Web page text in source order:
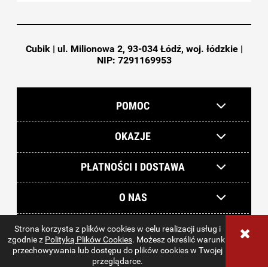
Strona korzysta z plików cookies w celu realizacji usług i
zgodnie z Polityką Plików Cookies. Możesz określić warunki
przechowywania lub dostępu do plików cookies w Twojej
przeglądarce.
Cubik | ul. Milionowa 2, 93-034 Łódź, woj. łódzkie |
NIP: 7291169953
POMOC
OKAZJE
PŁATNOŚCI I DOSTAWA
O NAS
sklep internetowy Shoper.pl
pokaż pełną wersję strony